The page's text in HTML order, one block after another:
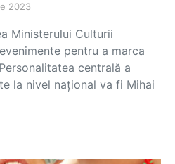
2023
Ministerului Culturii
pentru a marca
centrală a
la nivel național va fi Mihai